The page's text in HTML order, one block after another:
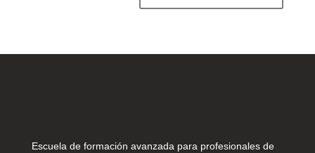
Escuela de formación avanzada para profesionales de